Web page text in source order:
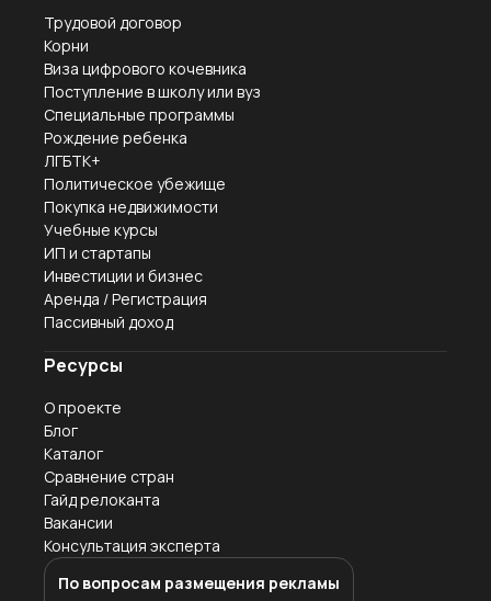
Трудовой договор
Корни
Виза цифрового кочевника
Поступление в школу или вуз
Специальные программы
Рождение ребенка
ЛГБТК+
Политическое убежище
Покупка недвижимости
Учебные курсы
ИП и стартапы
Инвестиции и бизнес
Аренда / Регистрация
Пассивный доход
Ресурсы
О проекте
Блог
Каталог
Сравнение стран
Гайд релоканта
Вакансии
Консультация эксперта
По вопросам размещения рекламы